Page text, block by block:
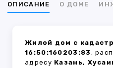
ОПИСАНИЕ О ДОМЕ
Жилой дом с
16:50:160203:83 ,
адресу Казань,